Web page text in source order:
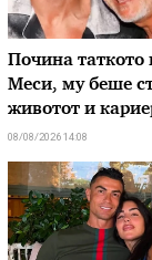
Почина таткото
Меси, му беше
животот и
08/08/2026 14:08